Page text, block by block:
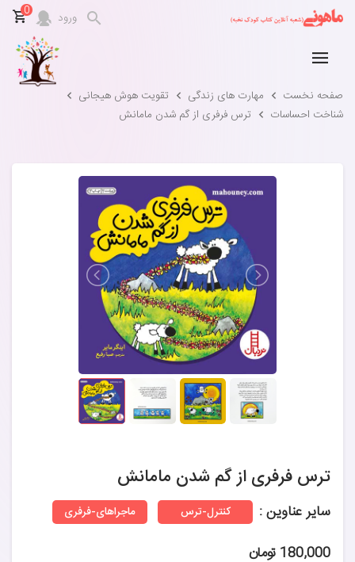
ورود 0
صفحه نخست مهارت های زندگی
تقویت هوش هیجانی
شناخت احساسات
ترس فرفری از گم شدن مامانش
ترس فرفری از گم شدن مامانش
سایر عناوین : کنترل-ترس ماجراهای-فرفری
180,000 تومان